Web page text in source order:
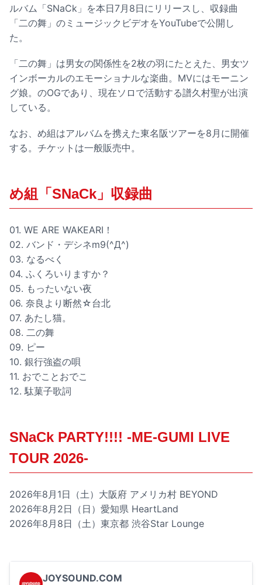
ルバム「SNaCk」を本日7月8日にリリースし、収録曲
「二の舞」のミュージックビデオをYouTubeで公開し
た。
「二の舞」は男女の関係性を2枚の羽にたとえた、男女ツ
インボーカルのエモーショナルな楽曲。MVにはモーニン
グ娘。のOGであり、現在ソロで活動する譜久村聖が出演
している。
なお、め組はアルバムを携えた東名阪ツアーを8月に開催
する。チケットは一般販売中。
め組「SNaCk」収録曲
01. WE ARE WAKEARI！
02. バンド・デシネm9(^Д^)
03. なるべく
04. ふくろいりますか？
05. もったいない夜
06. 奈良より断然☆台北
07. あたし猫。
08. 二の舞
09. ピー
10. 銀行強盗の唄
11. おでことおでこ
12. 駄菓子歌詞
SNaCk PARTY!!!! -ME-GUMI LIVE
TOUR 2026-
2026年8月1日（土）大阪府 アメリカ村 BEYOND
2026年8月2日（日）愛知県 HeartLand
2026年8月8日（土）東京都 渋谷Star Lounge
JOYSOUND.COM